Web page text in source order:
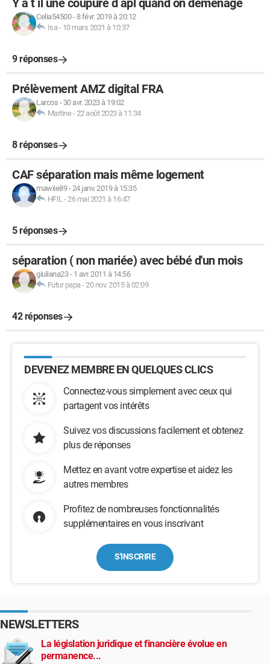
Y a t il une coupure d apl quand on déménage
Celia54500-8 févr. 2019 à 20:12
Isa - 10 mars 2021 à 10:37
9 réponses
Prélèvement AMZ digital FRA
Larcos - 30 avr. 2023 à 19:02
Martine-22 août 2023 à 11:34
8 réponses
CAF séparation mais même logement
mawiie89-24 janv. 2019 à 15:35
HFIL-26 mai 2021 à 16:47
5 réponses
séparation ( non mariée) avec bébé d'un mois
giuliana23- 1 avr. 2011 à 14:56
Futur papa -20 nov. 2015 à 02:09
42 réponses
DEVENEZ MEMBRE EN QUELQUES CLICS
Connectez-vous simplement avec ceux qui
partagent vos intérêts
Suivez vos discussions facilement et obtenez
plus de réponses
Mettez en avant votre expertise et aidez les
autres membres
Profitez de nombreuses fonctionnalités
supplémentaires en vous inscrivant
S'INSCRIRE
NEWSLETTERS
La législation juridique et financière évolue en
permanence...